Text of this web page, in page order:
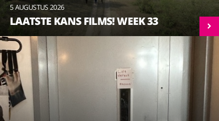
5 AUGUSTUS 2026
LAATSTE KANS FILMS! WEEK 33